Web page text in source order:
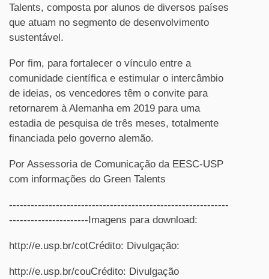
Talents, composta por alunos de diversos países
que atuam no segmento de desenvolvimento
sustentável.
Por fim, para fortalecer o vínculo entre a
comunidade científica e estimular o intercâmbio
de ideias, os vencedores têm o convite para
retornarem à Alemanha em 2019 para uma
estadia de pesquisa de três meses, totalmente
financiada pelo governo alemão.
Por Assessoria de Comunicação da EESC-USP
com informações do Green Talents
-------------------------------------------------------------
----------------------Imagens para download:
http://e.usp.br/cotCrédito: Divulgação:
http://e.usp.br/couCrédito: Divulgação